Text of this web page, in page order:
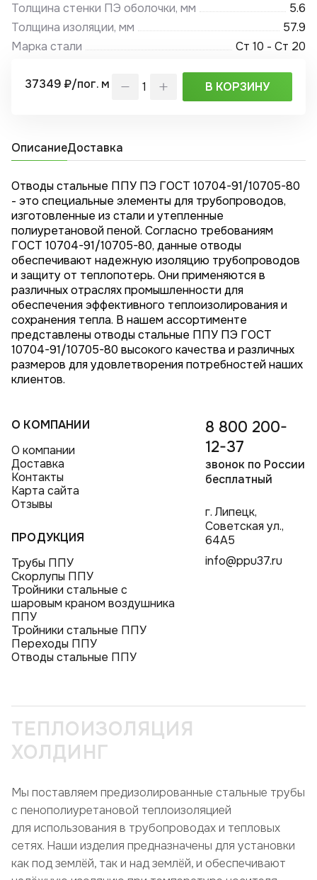
Толщина стенки ПЭ оболочки, мм
5.6
Толщина изоляции, мм
57.9
Марка стали
Ст 10 - Ст 20
37349 ₽/пог. м В КОРЗИНУ
ОписаниеДоставка
Отводы стальные ППУ ПЭ ГОСТ 10704-91/10705-80
- это специальные элементы для трубопроводов,
изготовленные из стали и утепленные
полиуретановой пеной. Согласно требованиям
ГОСТ 10704-91/10705-80, данные отводы
обеспечивают надежную изоляцию трубопроводов
и защиту от теплопотерь. Они применяются в
различных отраслях промышленности для
обеспечения эффективного теплоизолирования и
сохранения тепла. В нашем ассортименте
представлены отводы стальные ППУ ПЭ ГОСТ
10704-91/10705-80 высокого качества и различных
размеров для удовлетворения потребностей наших
клиентов.
О КОМПАНИИ
О компании
Доставка
Контакты
Карта сайта
Отзывы
ПРОДУКЦИЯ
Трубы ППУ
Скорлупы ППУ
Тройники стальные с
шаровым краном воздушника
ППУ
Тройники стальные ППУ
Переходы ППУ
Отводы стальные ППУ
8 800 200-
12-37
звонок по России
бесплатный
г. Липецк,
Советская ул.,
64А5
info@ppu37.ru
ТЕПЛОИЗОЛЯЦИЯ
ХОЛДИНГ
Мы поставляем предизолированные стальные трубы
с пенополиуретановой теплоизоляцией
для использования в трубопроводах и тепловых
сетях. Наши изделия предназначены для установки
как под землёй, так и над землёй, и обеспечивают